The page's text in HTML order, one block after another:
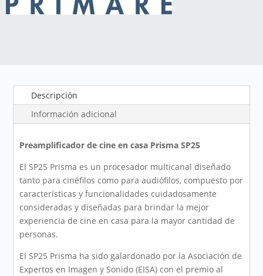
Descripción
Información adicional
Preamplificador de cine en casa Prisma SP25
El SP25 Prisma es un procesador multicanal diseñado
tanto para cinéfilos como para audiófilos, compuesto por
características y funcionalidades cuidadosamente
consideradas y diseñadas para brindar la mejor
experiencia de cine en casa para la mayor cantidad de
personas.
El SP25 Prisma ha sido galardonado por la Asociación de
Expertos en Imagen y Sonido (EISA) con el premio al